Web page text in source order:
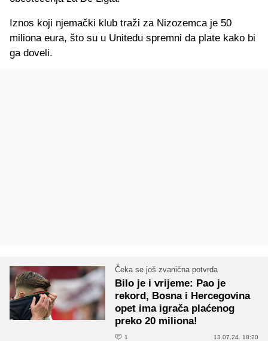
Iznos koji njemački klub traži za Nizozemca je 50
miliona eura, što su u Unitedu spremni da plate kako bi
ga doveli.
Čeka se još zvanična potvrda
Bilo je i vrijeme: Pao je
rekord, Bosna i Hercegovina
opet ima igrača plaćenog
preko 20 miliona!
1 13.07.24. 18:20